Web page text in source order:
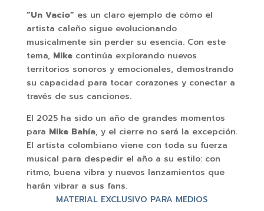
“Un Vacío”es un claro ejemplo de cómo el
artista caleño sigue evolucionando
musicalmente sin perder su esencia. Con este
tema, Mikecontinúa explorando nuevos
territorios sonoros y emocionales, demostrando
su capacidad para tocar corazones y conectar a
través de sus canciones.
El 2025 ha sido un año de grandes momentos
para Mike Bahía, y el cierre no será la excepción.
El artista colombiano viene con toda su fuerza
musical para despedir el año a su estilo: con
ritmo, buena vibra y nuevos lanzamientos que
harán vibrar a sus fans.
MATERIAL EXCLUSIVO PARA MEDIOS